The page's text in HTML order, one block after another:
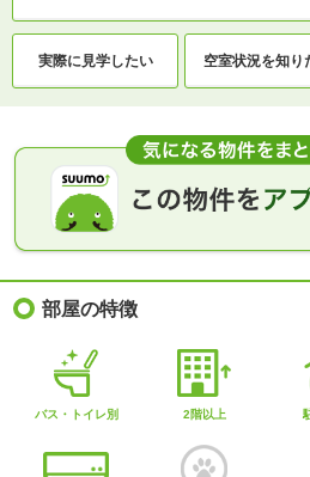
実際に見学したい 空室状況を知り
部屋の特徴
バス・トイレ別 2階以上